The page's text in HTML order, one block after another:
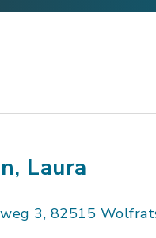
Laura
3, 82515